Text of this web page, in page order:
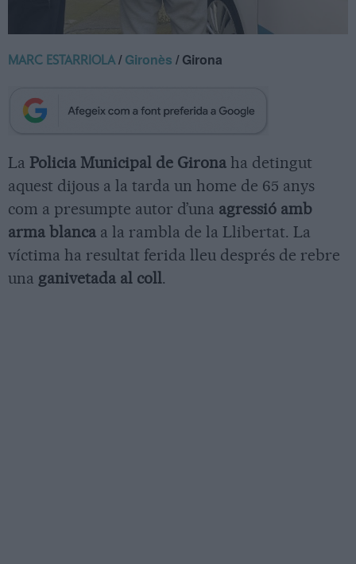
MARC ESTARRIOLA/Gironès / Girona
La Policia Municipal de Girona ha detingut
aquest dijous a la tarda un home de 65 anys
com a presumpte autor d’una agressió amb
arma blanca a la rambla de la Llibertat. La
víctima ha resultat ferida lleu després de rebre
una ganivetada al coll.